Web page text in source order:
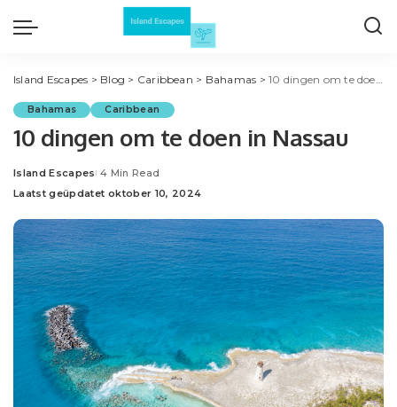
Island Escapes > Blog > Caribbean > Bahamas >10 dingen om te doen in Nassau
Bahamas Caribbean
10 dingen om te doen in Nassau
Posted
by
Island Escapes 4 Min Read
Laatst geüpdatet oktober 10, 2024